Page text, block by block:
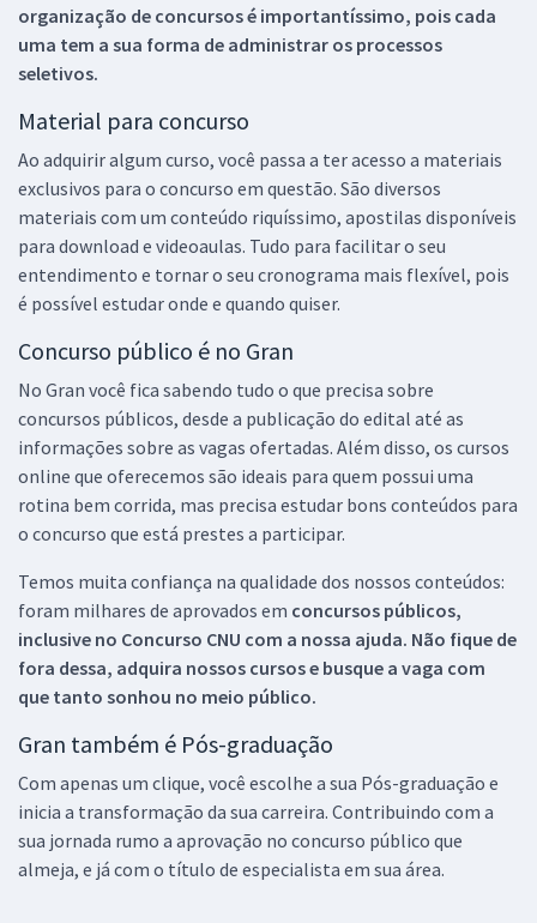
organização de concursos é importantíssimo, pois cada
uma tem a sua forma de administrar os processos
seletivos.
Material para concurso
Ao adquirir algum curso, você passa a ter acesso a materiais
exclusivos para o concurso em questão. São diversos
materiais com um conteúdo riquíssimo, apostilas disponíveis
para download e videoaulas. Tudo para facilitar o seu
entendimento e tornar o seu cronograma mais flexível, pois
é possível estudar onde e quando quiser.
Concurso público é no Gran
No Gran você fica sabendo tudo o que precisa sobre
concursos públicos, desde a publicação do edital até as
informações sobre as vagas ofertadas. Além disso, os cursos
online que oferecemos são ideais para quem possui uma
rotina bem corrida, mas precisa estudar bons conteúdos para
o concurso que está prestes a participar.
Temos muita confiança na qualidade dos nossos conteúdos:
foram milhares de aprovados em concursos públicos,
inclusive no Concurso CNU com a nossa ajuda. Não fique de
fora dessa, adquira nossos cursos e busque a vaga com
que tanto sonhou no meio público.
Gran também é Pós-graduação
Com apenas um clique, você escolhe a sua Pós-graduação e
inicia a transformação da sua carreira. Contribuindo com a
sua jornada rumo a aprovação no concurso público que
almeja, e já com o título de especialista em sua área.